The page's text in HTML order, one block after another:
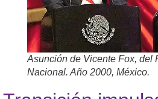
Asunción de Vicente Fox, del
Nacional. Año 2000, México.